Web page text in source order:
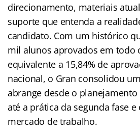
direcionamento, materiais
suporte que entenda a
candidato. Com um histórico
mil alunos aprovados em todo
equivalente a 15,84% de
nacional, o Gran consolidou
abrange desde o
até a prática da segunda fase
mercado de trabalho.